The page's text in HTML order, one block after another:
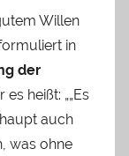
Willen
in
der
es heißt: „„Es
auch
was ohne